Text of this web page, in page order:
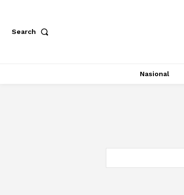
Search
Nasional